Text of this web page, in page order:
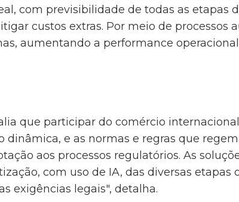
com previsibilidade de todas as etapas
custos extras. Por meio de processos
aumentando a performance
que participar do comércio
e as normas e regras que
aos processos regulatórios. As
com uso de IA, das diversas etapas
exigências legais", detalha.